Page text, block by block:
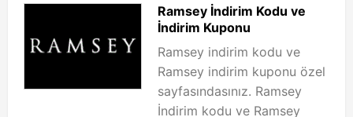
Ramsey İndirim Kodu ve
İndirim Kuponu
Ramsey indirim kodu ve
Ramsey indirim kuponu özel
sayfasındasınız. Ramsey
İndirim kodu ve Ramsey